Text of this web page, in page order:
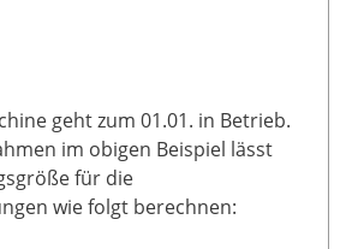
geht zum 01.01. in Betrieb.
im obigen Beispiel lässt
für die
wie folgt berechnen: